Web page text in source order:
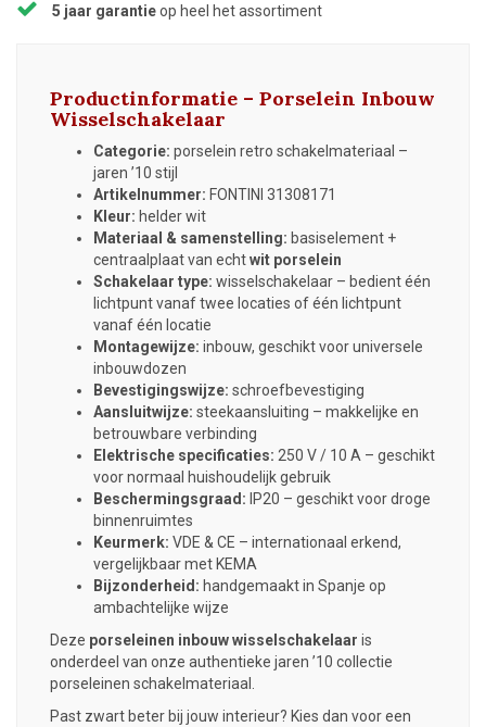
5 jaar garantieop heel het assortiment
Productinformatie – Porselein Inbouw
Wisselschakelaar
Categorie: porselein retro schakelmateriaal –
jaren ’10 stijl
Artikelnummer: FONTINI 31308171
Kleur: helder wit
Materiaal & samenstelling: basiselement +
centraalplaat van echtwit porselein
Schakelaar type: wisselschakelaar – bedient één
lichtpunt vanaf twee locaties of één lichtpunt
vanaf één locatie
Montagewijze: inbouw, geschikt voor universele
inbouwdozen
Bevestigingswijze: schroefbevestiging
Aansluitwijze: steekaansluiting – makkelijke en
betrouwbare verbinding
Elektrische specificaties: 250 V / 10 A – geschikt
voor normaal huishoudelijk gebruik
Beschermingsgraad: IP20 – geschikt voor droge
binnenruimtes
Keurmerk: VDE & CE – internationaal erkend,
vergelijkbaar met KEMA
Bijzonderheid: handgemaakt in Spanje op
ambachtelijke wijze
Deze porseleinen inbouw wisselschakelaar is
onderdeel van onze authentieke jaren ’10 collectie
porseleinen schakelmateriaal.
Past zwart beter bij jouw interieur? Kies dan voor een